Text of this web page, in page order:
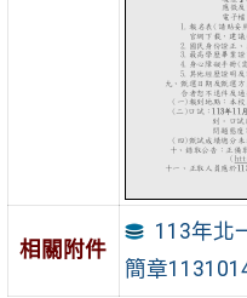
相關附件
113年北
簡章